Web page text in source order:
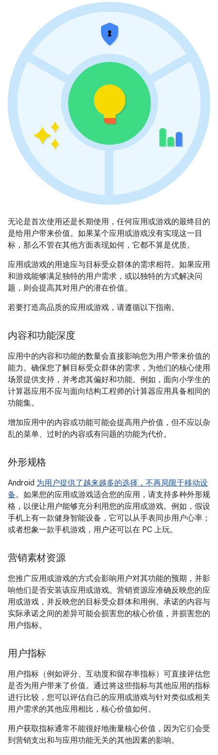
无论是首次使用还是长期使用，任何应用或游戏的最终目的
是给用户带来价值。如果某个应用或游戏没有实现这一目
标，那么不管在其他方面表现如何，它都不算是优质。
应用或游戏的用途应与目标受众群体的需求相符。如果应用
和游戏能够满足独特的用户需求，或以独特的方式解决问
题，则会提高其对用户的潜在价值。
若要打造高品质的应用或游戏，请遵循以下指南。
内容和功能深度
应用中的内容和功能的数量会直接影响您为用户带来价值的
能力。确保您了解目标受众群体的需求，为他们的核心使用
场景提供支持，并考虑其偏好和功能。例如，面向小学生的
计算器应用不应与面向结构工程师的计算器应用具备相同的
功能集。
增加应用中的内容或功能可能会提高用户价值，但不应以杂
乱的菜单、过时的内容或有问题的功能为代价。
外形规格
Android 为用户提供了越来越多的选择，不再局限于移动设
备。如果您的应用或游戏适合您的应用，请支持多种外形规
格，以便让用户能够充分利用您的应用或游戏。例如，假设
手机上有一款健身智能设备，它可以从手表同步用户心率；
或者想象一款手机游戏，用户还可以在 PC 上玩。
营销素材资源
您推广应用或游戏的方式会影响用户对其功能的预期，并影
响他们是否安装该应用或游戏。营销资源应准确反映您的应
用或游戏，并反映您的目标受众群体和用例。承诺的内容与
实际承诺之间的差异可能会损害您的核心价值，并损害您的
用户指标。
用户指标
用户指标（例如评分、互动度和留存率指标）可直接评估您
是否为用户带来了价值。通过将这些指标与其他应用的指标
进行比较，您可以评估自己的应用或游戏与针对类似或相关
用户需求的其他应用相比，核心价值如何。
用户获取指标通常不能很好地衡量核心价值，因为它们会受
到营销支出和与应用功能无关的其他因素的影响。